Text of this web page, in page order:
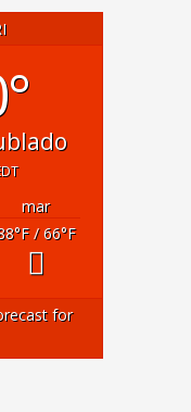
mar
°F/ 66°F
for